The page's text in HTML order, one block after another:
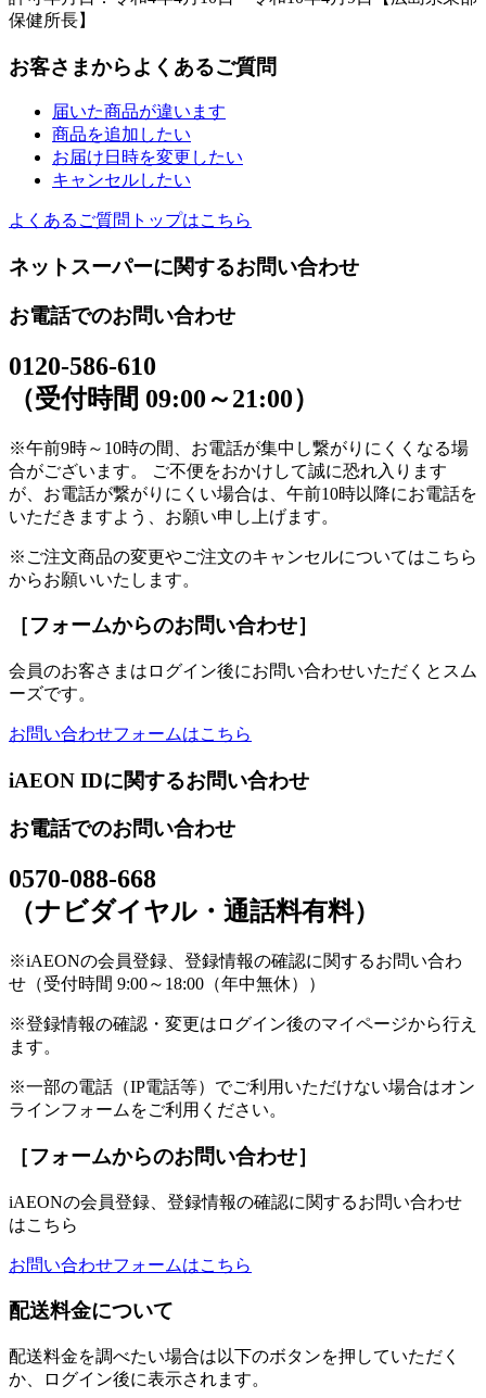
保健所長】
お客さまからよくあるご質問
届いた商品が違います
商品を追加したい
お届け日時を変更したい
キャンセルしたい
よくあるご質問トップはこちら
ネットスーパーに関するお問い合わせ
お電話でのお問い合わせ
0120-586-610
（受付時間 09:00～21:00）
※午前9時～10時の間、お電話が集中し繋がりにくくなる場
合がございます。 ご不便をおかけして誠に恐れ入ります
が、お電話が繋がりにくい場合は、午前10時以降にお電話を
いただきますよう、お願い申し上げます。
※ご注文商品の変更やご注文のキャンセルについてはこちら
からお願いいたします。
［フォームからのお問い合わせ］
会員のお客さまはログイン後にお問い合わせいただくとスム
ーズです。
お問い合わせフォームはこちら
iAEON IDに関するお問い合わせ
お電話でのお問い合わせ
0570-088-668
（ナビダイヤル・通話料有料）
※iAEONの会員登録、登録情報の確認に関するお問い合わ
せ（受付時間 9:00～18:00（年中無休））
※登録情報の確認・変更はログイン後のマイページから行え
ます。
※一部の電話（IP電話等）でご利用いただけない場合はオン
ラインフォームをご利用ください。
［フォームからのお問い合わせ］
iAEONの会員登録、登録情報の確認に関するお問い合わせ
はこちら
お問い合わせフォームはこちら
配送料金について
配送料金を調べたい場合は以下のボタンを押していただく
か、ログイン後に表示されます。